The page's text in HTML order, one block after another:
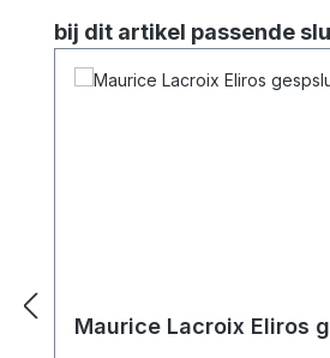
Productgalerij overslaan
bij dit artikel passende
Maurice Lacroix Eliros